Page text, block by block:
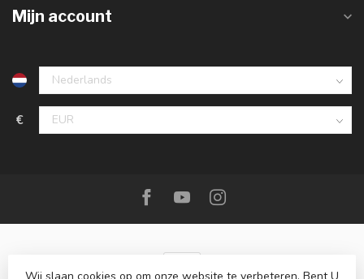
Mijn account
€